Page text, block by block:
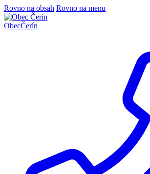
Rovno na obsah Rovno na menu
ObecČerín